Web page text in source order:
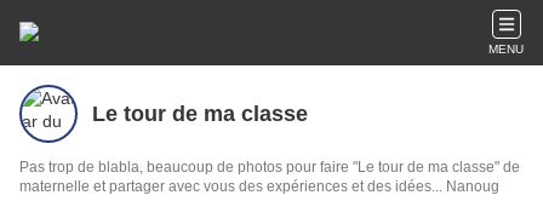
MENU
Le tour de ma classe
Pas trop de blabla, beaucoup de photos pour faire "Le tour de ma classe" de
maternelle et partager avec vous des expériences et des idées... Nanoug